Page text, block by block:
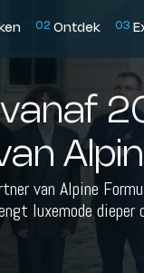
02 Ontdek 03
van Alpine
luxemode dieper